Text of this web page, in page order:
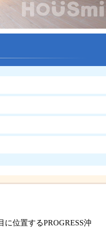
に位置するPROGRESS沖